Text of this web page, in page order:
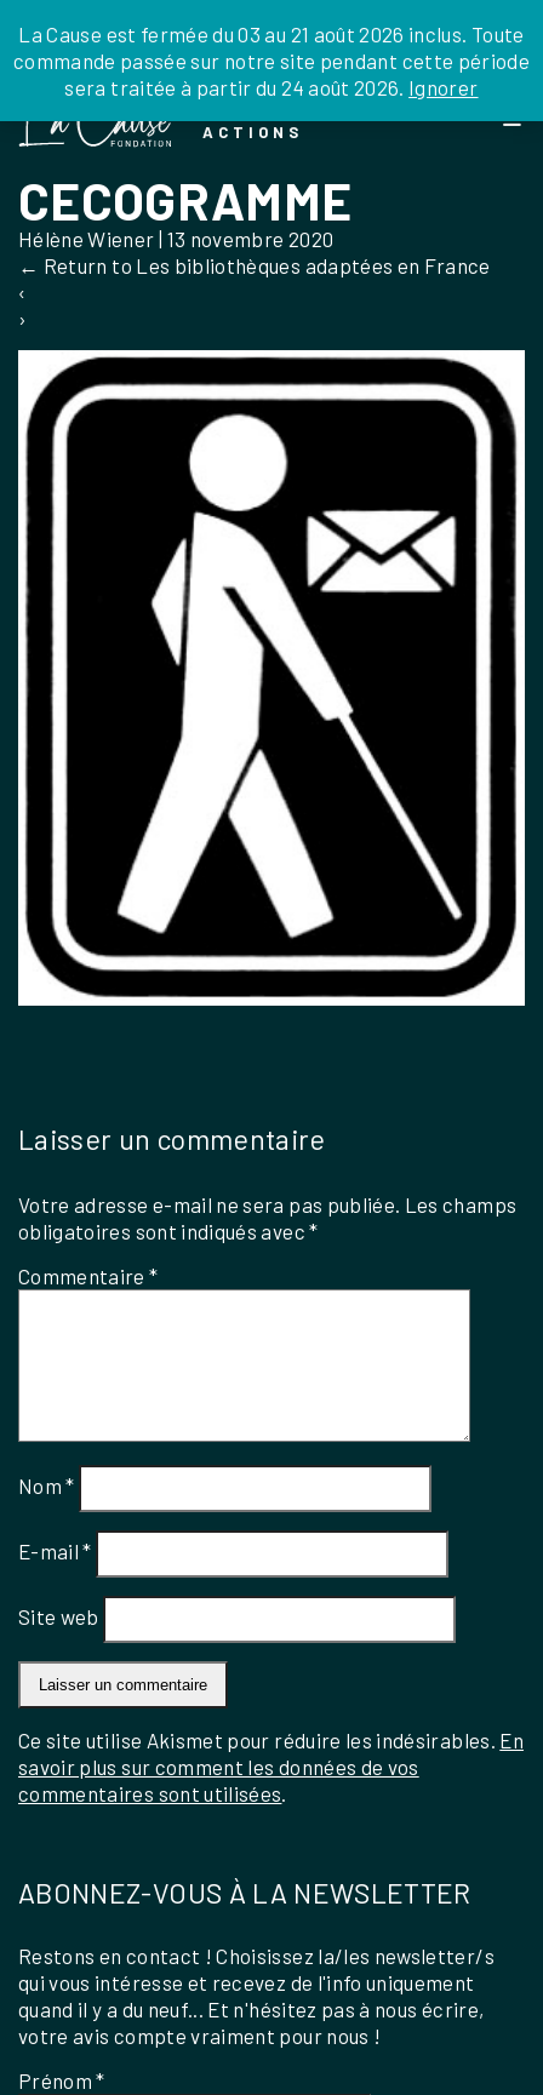
to
the
La Cause est fermée du 03 au 21 août 2026 inclus. Toute
commande passée sur notre site pendant cette période
sera traitée à partir du 24 août 2026. Ignorer
JE DONNE JE PARRAINE NOUS SOUTENIR
DEPUIS LA FRANCE
DEPUIS L’INTERNATIONAL
EN TANT QU’ORGANISATION
LEGS, LIBÉRALITÉS
0 ARTICLE
ACTIONS
CECOGRAMME
Hélène Wiener | 13 novembre 2020
← Return to Les bibliothèques adaptées en France
‹
›
Laisser un commentaire
Votre adresse e-mail ne sera pas publiée. Les champs
obligatoires sont indiqués avec*
Commentaire*
Nom*
E-mail*
Site web
Ce site utilise Akismet pour réduire les indésirables. En
savoir plus sur comment les données de vos
commentaires sont utilisées.
ABONNEZ-VOUS À LA NEWSLETTER
Restons en contact ! Choisissez la/les newsletter/s
qui vous intéresse et recevez de l'info uniquement
quand il y a du neuf... Et n'hésitez pas à nous écrire,
votre avis compte vraiment pour nous !
Prénom*